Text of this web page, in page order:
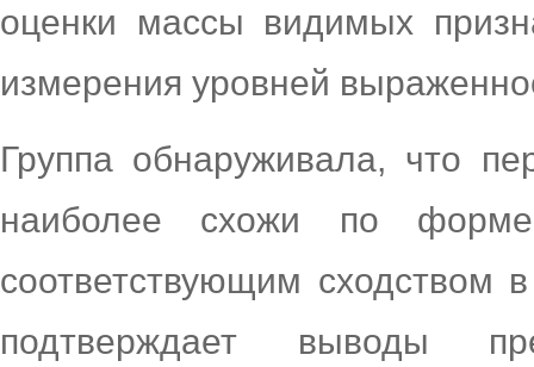
оценки массы видимых
измерения уровней
Группа обнаруживала, что
наиболее схожи по
соответствующим сходством
подтверждает выводы